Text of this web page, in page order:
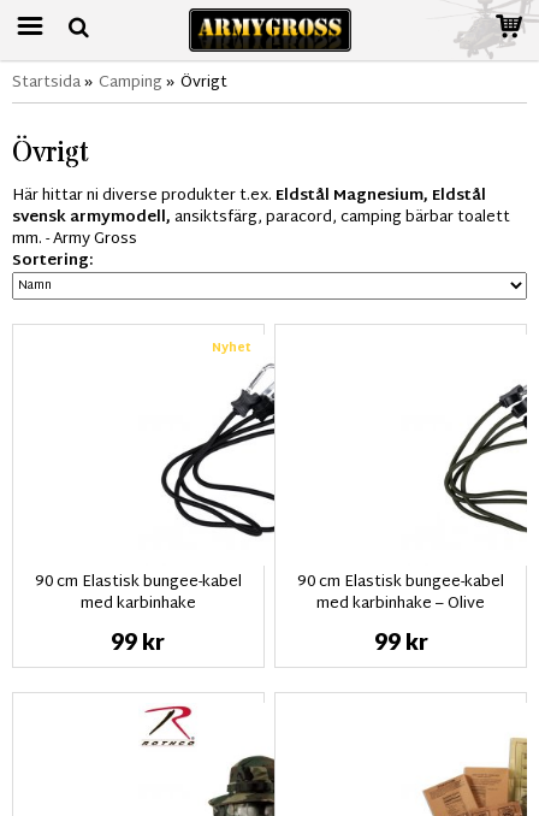
Startsida» Camping» Övrigt
Övrigt
Här hittar ni diverse produkter t.ex. Eldstål Magnesium, Eldstål
svensk armymodell,ansiktsfärg, paracord, camping bärbar toalett
mm. - Army Gross
Sortering:
Nyhet
90 cm Elastisk bungee-kabel
med karbinhake
99 kr
90 cm Elastisk bungee-kabel
med karbinhake – Olive
99 kr